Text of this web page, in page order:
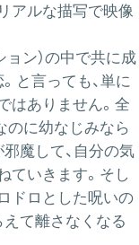
アルな描写で映像
ョン）の中で共に成
と言っても、単に
はありません。全
のに幼なじみなら
魔して、自分の気
ていきます。そし
ドロとした呪いの
えて離さなくなる